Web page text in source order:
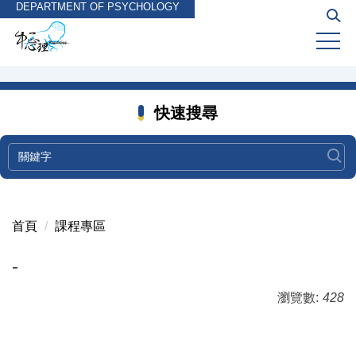
跳
到
內
DEPARTMENT OF PSYCHOLOGY
快速搜尋
首頁 課程專區
-
瀏覽數: 428